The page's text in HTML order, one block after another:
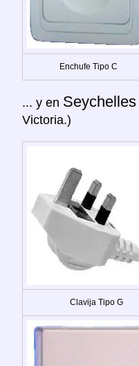
Enchufe Tipo C
... y en Seychelles
Victoria.)
Clavija Tipo G